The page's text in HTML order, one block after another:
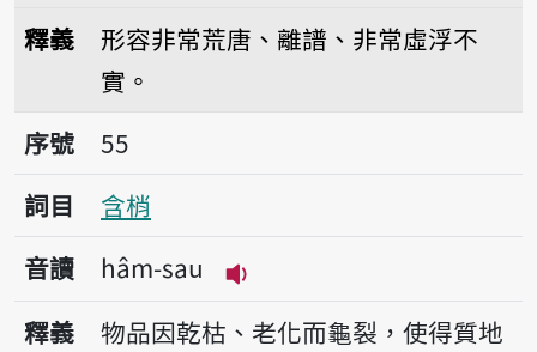
釋義
形容非常荒唐、離譜、非常虛浮不
實。
序號55含梢
序號
55
詞目
含梢
音讀
hâm-sau
播放音讀hâm-sau
釋義
物品因乾枯、老化而龜裂，使得質地